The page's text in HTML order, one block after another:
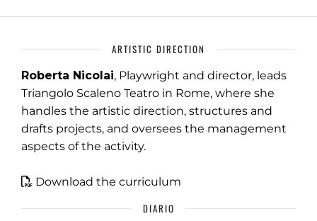
ARTISTIC DIRECTION
Roberta Nicolai, Playwright and director, leads
Triangolo Scaleno Teatro in Rome, where she
handles the artistic direction, structures and
drafts projects, and oversees the management
aspects of the activity.
Download the curriculum
DIARIO